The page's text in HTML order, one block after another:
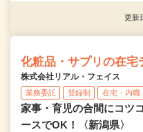
更新
化粧品・サプリの在宅
株式会社リアル・フェイス
業務委託 登録制 在宅・内職
家事・育児の合間にコツ
ースでOK！〈新潟県〉